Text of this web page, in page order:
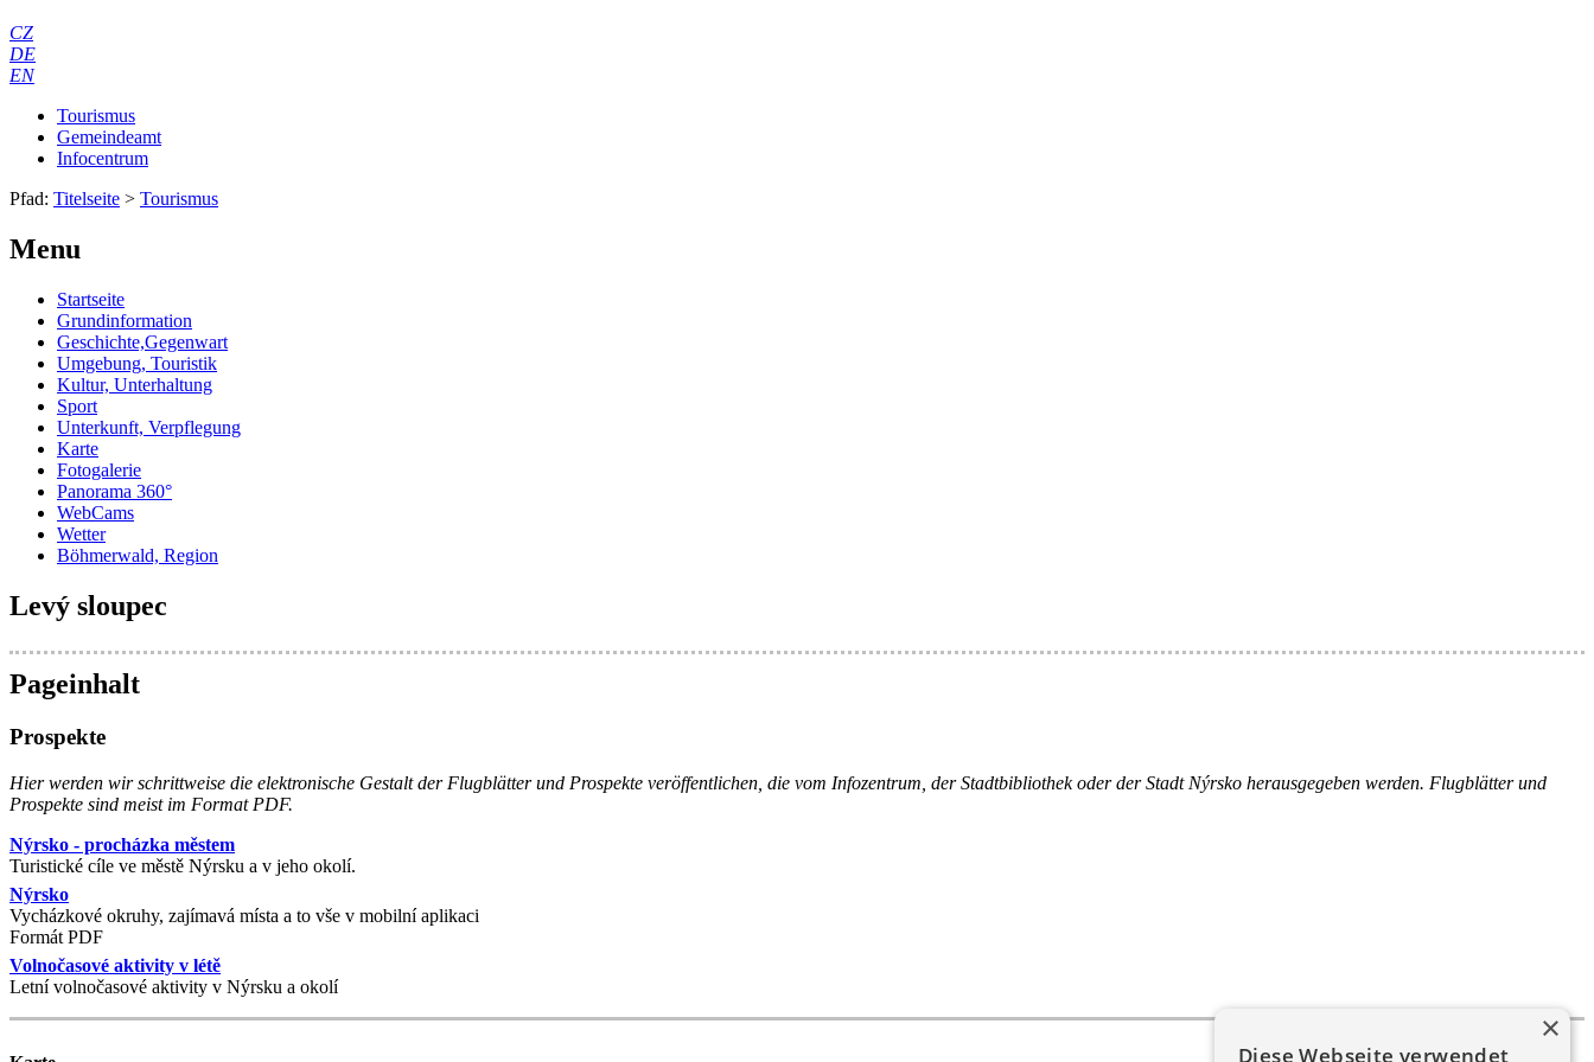
CZ
DE
EN
Tourismus
Gemeindeamt
Infocentrum
Pfad: Titelseite > Tourismus
Menu
Startseite
Grundinformation
Geschichte,Gegenwart
Umgebung, Touristik
Kultur, Unterhaltung
Sport
Unterkunft, Verpflegung
Karte
Fotogalerie
Panorama 360°
WebCams
Wetter
Böhmerwald, Region
Levý sloupec
Pageinhalt
Prospekte
Hier werden wir schrittweise die elektronische Gestalt der Flugblätter und Prospekte veröffentlichen, die vom Infozentrum, der Stadtbibliothek oder der Stadt Nýrsko herausgegeben werden. Flugblätter und
Prospekte sind meist im Format PDF.
Nýrsko - procházka městem
Turistické cíle ve městě Nýrsku a v jeho okolí.
Nýrsko
Vycházkové okruhy, zajímavá místa a to vše v mobilní aplikaci
Formát PDF
Volnočasové aktivity v létě
Letní volnočasové aktivity v Nýrsku a okolí
×
Diese Webseite verwendet